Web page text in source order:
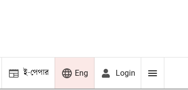
ই-পেপার Eng Login